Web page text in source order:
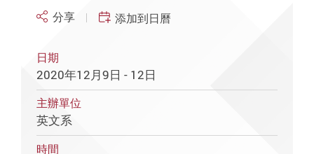
分享 添加到日曆
日期
2020年12月9日 - 12日
主辦單位
英文系
時間